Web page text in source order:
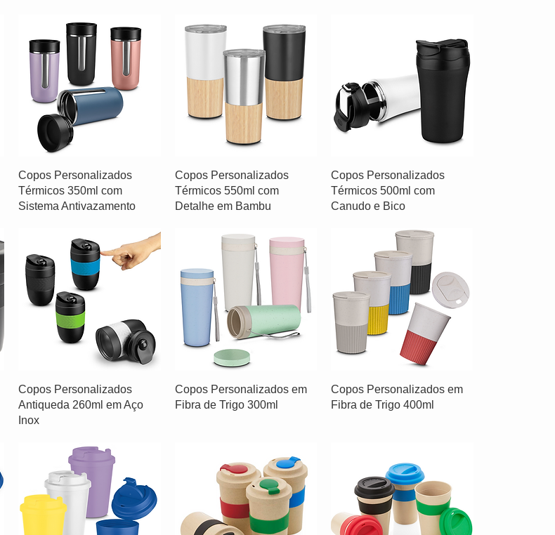
Copos Personalizados
Térmicos 350ml com
Sistema Antivazamento
Copos Personalizados
Térmicos 550ml com
Detalhe em Bambu
Copos Personalizados
Térmicos 500ml com
Canudo e Bico
Copos Personalizados
Antiqueda 260ml em Aço
Inox
Copos Personalizados em
Fibra de Trigo 300ml
Copos Personalizados em
Fibra de Trigo 400ml